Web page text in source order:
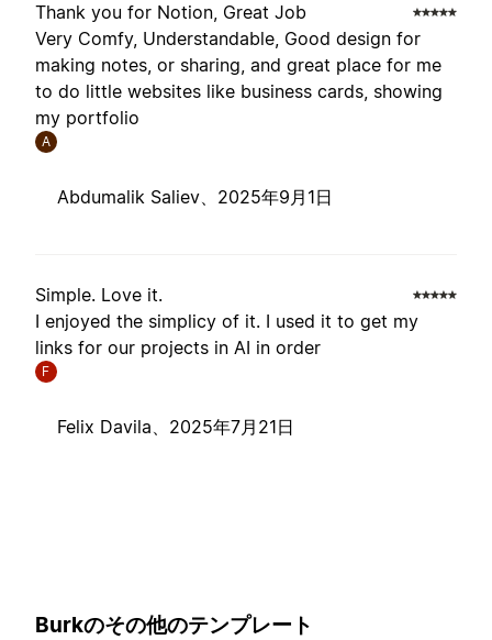
Thank you for Notion, Great Job
Very Comfy, Understandable, Good design for
making notes, or sharing, and great place for me
to do little websites like business cards, showing
my portfolio
A
Abdumalik Saliev、 2025年9月1日
Simple. Love it.
I enjoyed the simplicy of it. I used it to get my
links for our projects in AI in order
F
Felix Davila、 2025年7月21日
Burkのその他のテンプレート